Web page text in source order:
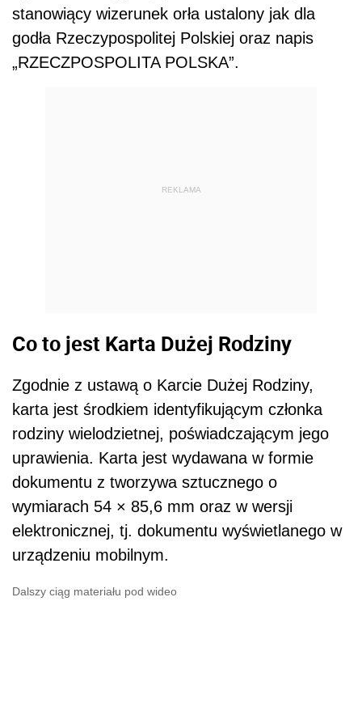
stanowiący wizerunek orła ustalony jak dla
godła Rzeczypospolitej Polskiej oraz napis
„RZECZPOSPOLITA POLSKA”.
REKLAMA
Co to jest Karta Dużej Rodziny
Zgodnie z ustawą o Karcie Dużej Rodziny,
karta jest środkiem identyfikującym członka
rodziny wielodzietnej, poświadczającym jego
uprawienia. Karta jest wydawana w formie
dokumentu z tworzywa sztucznego o
wymiarach 54 × 85,6 mm oraz w wersji
elektronicznej, tj. dokumentu wyświetlanego w
urządzeniu mobilnym.
Dalszy ciąg materiału pod wideo